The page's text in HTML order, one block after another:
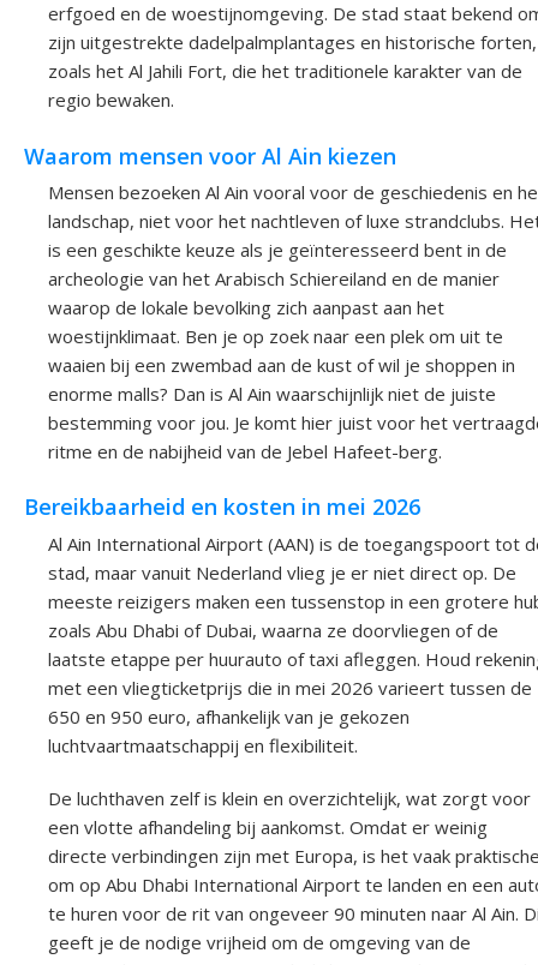
erfgoed en de woestijnomgeving. De stad staat bekend
zijn uitgestrekte dadelpalmplantages en historische forten,
zoals het Al Jahili Fort, die het traditionele karakter van de
regio bewaken.
Waarom mensen voor Al Ain kiezen
Mensen bezoeken Al Ain vooral voor de geschiedenis en
landschap, niet voor het nachtleven of luxe strandclubs.
is een geschikte keuze als je geïnteresseerd bent in de
archeologie van het Arabisch Schiereiland en de manier
waarop de lokale bevolking zich aanpast aan het
woestijnklimaat. Ben je op zoek naar een plek om uit te
waaien bij een zwembad aan de kust of wil je shoppen in
enorme malls? Dan is Al Ain waarschijnlijk niet de juiste
bestemming voor jou. Je komt hier juist voor het
ritme en de nabijheid van de Jebel Hafeet-berg.
Bereikbaarheid en kosten in mei 2026
Al Ain International Airport (AAN) is de toegangspoort tot
stad, maar vanuit Nederland vlieg je er niet direct op. De
meeste reizigers maken een tussenstop in een grotere
zoals Abu Dhabi of Dubai, waarna ze doorvliegen of de
laatste etappe per huurauto of taxi afleggen. Houd
met een vliegticketprijs die in mei 2026 varieert tussen de
650 en 950 euro, afhankelijk van je gekozen
luchtvaartmaatschappij en flexibiliteit.
De luchthaven zelf is klein en overzichtelijk, wat zorgt voor
een vlotte afhandeling bij aankomst. Omdat er weinig
directe verbindingen zijn met Europa, is het vaak
om op Abu Dhabi International Airport te landen en een
te huren voor de rit van ongeveer 90 minuten naar Al Ain.
geeft je de nodige vrijheid om de omgeving van de